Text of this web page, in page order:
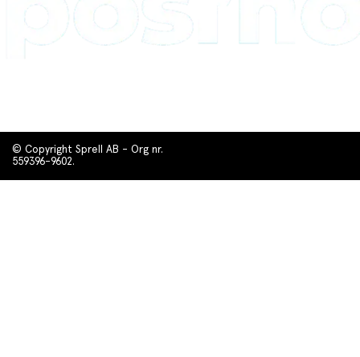
© Copyright Sprell AB - Org nr.
559396-9602.